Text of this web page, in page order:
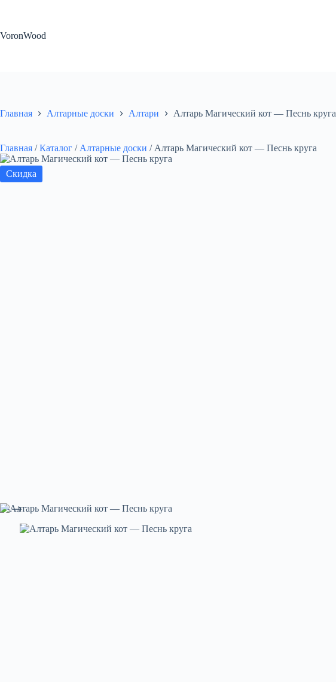
VoronWood
Главная Алтарные доски Алтари Алтарь Магический кот — Песнь круга
Главная / Каталог / Алтарные доски / Алтарь Магический кот — Песнь круга
Скидка